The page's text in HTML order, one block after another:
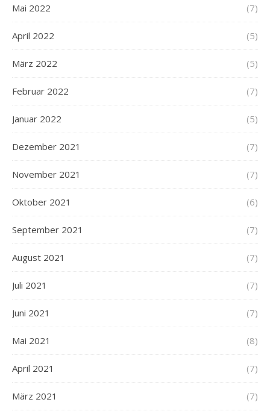
Mai 2022 (7)
April 2022 (5)
März 2022 (5)
Februar 2022 (7)
Januar 2022 (5)
Dezember 2021 (7)
November 2021 (7)
Oktober 2021 (6)
September 2021 (7)
August 2021 (7)
Juli 2021 (7)
Juni 2021 (7)
Mai 2021 (8)
April 2021 (7)
März 2021 (7)